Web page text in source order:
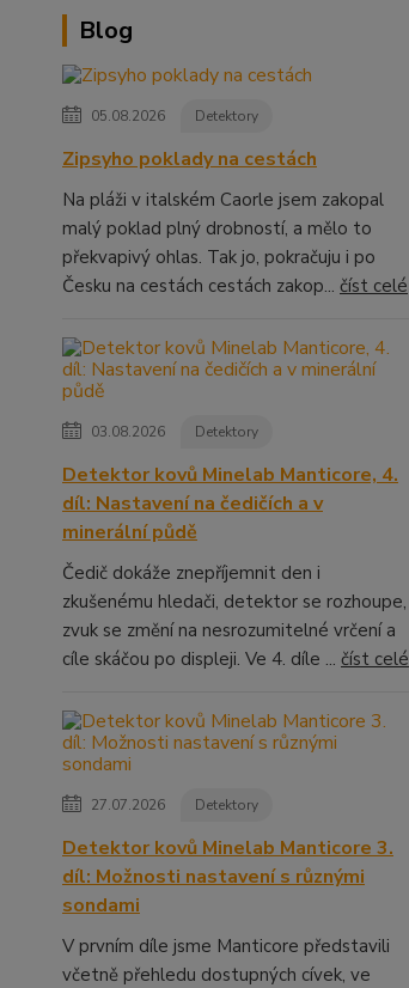
Blog
05.08.2026 Detektory
Zipsyho poklady na cestách
Na pláži v italském Caorle jsem zakopal
malý poklad plný drobností, a mělo to
překvapivý ohlas. Tak jo, pokračuju i po
Česku na cestách cestách zakop... číst celé
03.08.2026 Detektory
Detektor kovů Minelab Manticore, 4.
díl: Nastavení na čedičích a v
minerální půdě
Čedič dokáže znepříjemnit den i
zkušenému hledači, detektor se rozhoupe,
zvuk se změní na nesrozumitelné vrčení a
cíle skáčou po displeji. Ve 4. díle ... číst celé
27.07.2026 Detektory
Detektor kovů Minelab Manticore 3.
díl: Možnosti nastavení s různými
sondami
V prvním díle jsme Manticore představili
včetně přehledu dostupných cívek, ve